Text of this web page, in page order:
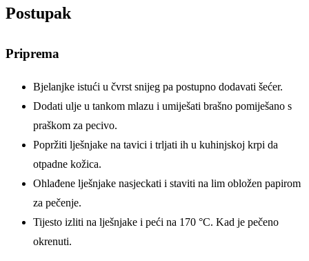
Postupak
Priprema
Bjelanjke istući u čvrst snijeg pa postupno dodavati šećer.
Dodati ulje u tankom mlazu i umiješati brašno pomiješano s
praškom za pecivo.
Popržiti lješnjake na tavici i trljati ih u kuhinjskoj krpi da
otpadne kožica.
Ohlađene lješnjake nasjeckati i staviti na lim obložen papirom
za pečenje.
Tijesto izliti na lješnjake i peći na 170 °C. Kad je pečeno
okrenuti.